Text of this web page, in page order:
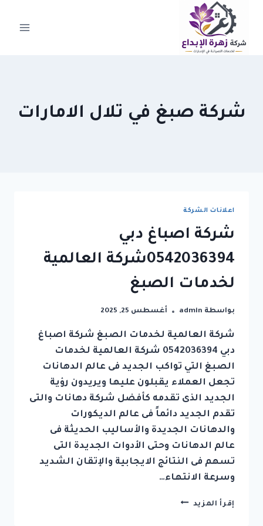
التجاوز
المحتوى
شركة صبغ في تلال الامارات
اعلانات الشركة
شركة اصباغ دبي
0542036394شركة العالمية
لخدمات الصبغ
بواسطة admin أغسطس 25, 2025
شركة العالمية لخدمات الصبغ شركة اصباغ
دبي 0542036394 شركة العالمية لخدمات
الصبغ التي تواكب الجديد فى عالم الدهانات
تجعل العملاء يقبلون عليها ويريدون رؤية
الجديد الذى تقدمه كأفضل شركة دهانات والتى
تقدم الجديد دائماً فى عالم الديكورات
والدهانات الجديدة والأساليب الحديثة فى
عالم الدهانات وحتى الأدوات الجديدة التى
تسهم فى النتائج الايجابية والإتقان الشديد
وسرعة الانتهاء…
إقرأ المزيد شركة